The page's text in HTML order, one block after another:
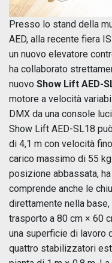
Presso lo stand della
AED, alla recente fiera
un nuovo elevatore
ha collaborato
nuovo Show Lift AED-
motore a velocità
DMX da una console
Show Lift AED-SL18
di 4,1 m con velocità
carico massimo di 55
posizione abbassata, ha
comprende anche le
direttamente nella
trasporto a 80 cm × 60
una superficie di lavoro
quattro stabilizzatori